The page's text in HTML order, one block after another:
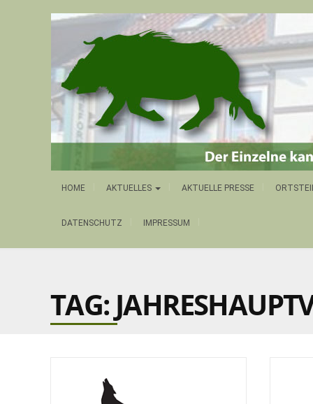
HOME AKTUELLES AKTUELLE PRESSE
DATENSCHUTZ IMPRESSUM
TAG: